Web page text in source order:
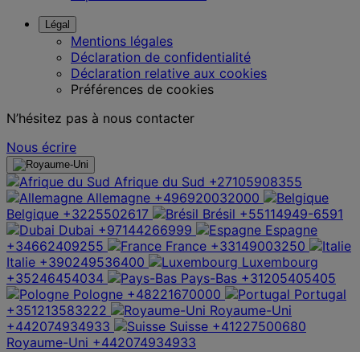
Légal
Mentions légales
Déclaration de confidentialité
Déclaration relative aux cookies
Préférences de cookies
N’hésitez pas à nous contacter
Nous écrire
Afrique du Sud +27105908355
Allemagne +496920032000
Belgique +3225502617 Brésil +55114949-6591
Dubai +97144266999
Espagne
+34662409255
France +33149003250
Italie +390249536400
Luxembourg
+35246454034
Pays-Bas +31205405405
Pologne +48221670000
Portugal
+351213583222
Royaume-Uni
+442074934933
Suisse +41227500680
Royaume-Uni +442074934933